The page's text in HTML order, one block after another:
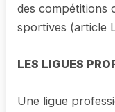
des compétitions
sportives (article
LES LIGUES
Une ligue